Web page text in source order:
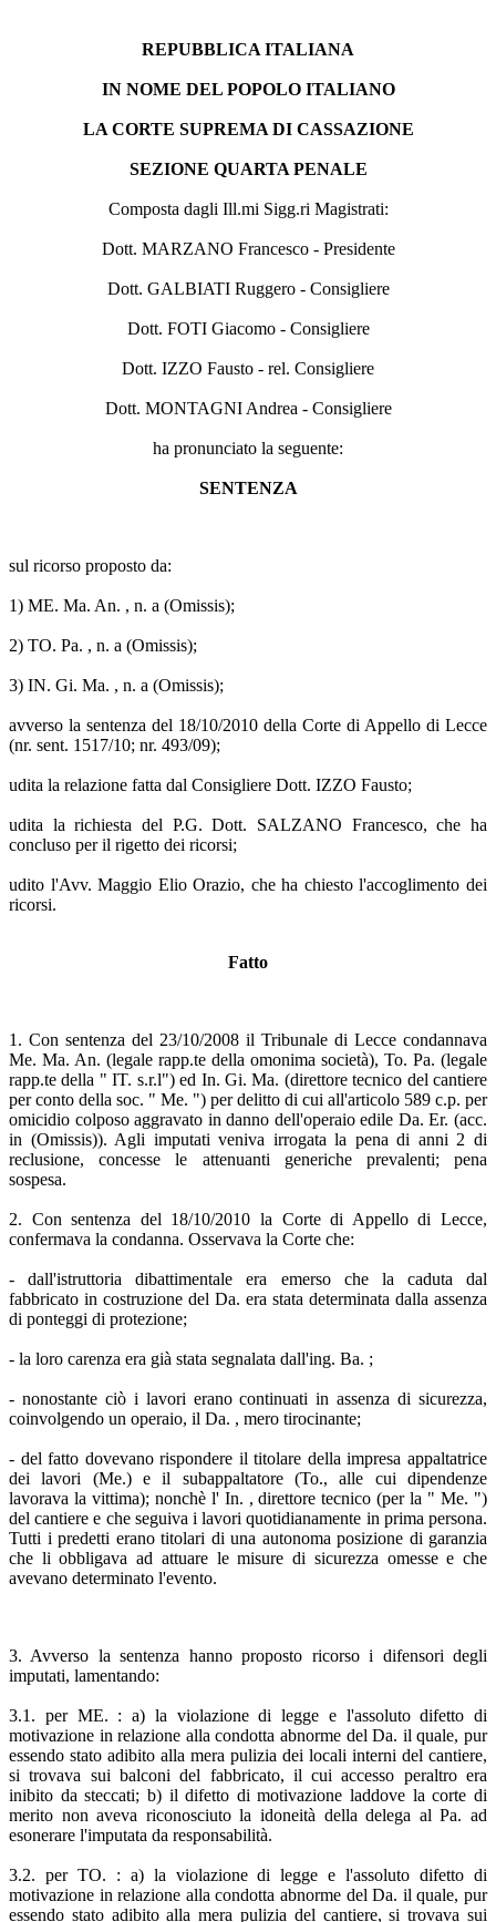
REPUBBLICA ITALIANA
IN NOME DEL POPOLO ITALIANO
LA CORTE SUPREMA DI CASSAZIONE
SEZIONE QUARTA PENALE
Composta dagli Ill.mi Sigg.ri Magistrati:
Dott. MARZANO Francesco - Presidente
Dott. GALBIATI Ruggero - Consigliere
Dott. FOTI Giacomo - Consigliere
Dott. IZZO Fausto - rel. Consigliere
Dott. MONTAGNI Andrea - Consigliere
ha pronunciato la seguente:
SENTENZA
sul ricorso proposto da:
1) ME. Ma. An. , n. a (Omissis);
2) TO. Pa. , n. a (Omissis);
3) IN. Gi. Ma. , n. a (Omissis);
avverso la sentenza del 18/10/2010 della Corte di Appello di Lecce
(nr. sent. 1517/10; nr. 493/09);
udita la relazione fatta dal Consigliere Dott. IZZO Fausto;
udita la richiesta del P.G. Dott. SALZANO Francesco, che ha
concluso per il rigetto dei ricorsi;
udito l'Avv. Maggio Elio Orazio, che ha chiesto l'accoglimento dei
ricorsi.
Fatto
1. Con sentenza del 23/10/2008 il Tribunale di Lecce condannava
Me. Ma. An. (legale rapp.te della omonima società), To. Pa. (legale
rapp.te della " IT. s.r.l") ed In. Gi. Ma. (direttore tecnico del cantiere
per conto della soc. " Me. ") per delitto di cui all'articolo 589 c.p. per
omicidio colposo aggravato in danno dell'operaio edile Da. Er. (acc.
in (Omissis)). Agli imputati veniva irrogata la pena di anni 2 di
reclusione, concesse le attenuanti generiche prevalenti; pena
sospesa.
2. Con sentenza del 18/10/2010 la Corte di Appello di Lecce,
confermava la condanna. Osservava la Corte che:
- dall'istruttoria dibattimentale era emerso che la caduta dal
fabbricato in costruzione del Da. era stata determinata dalla assenza
di ponteggi di protezione;
- la loro carenza era già stata segnalata dall'ing. Ba. ;
- nonostante ciò i lavori erano continuati in assenza di sicurezza,
coinvolgendo un operaio, il Da. , mero tirocinante;
- del fatto dovevano rispondere il titolare della impresa appaltatrice
dei lavori (Me.) e il subappaltatore (To., alle cui dipendenze
lavorava la vittima); nonchè l' In. , direttore tecnico (per la " Me. ")
del cantiere e che seguiva i lavori quotidianamente in prima persona.
Tutti i predetti erano titolari di una autonoma posizione di garanzia
che li obbligava ad attuare le misure di sicurezza omesse e che
avevano determinato l'evento.
3. Avverso la sentenza hanno proposto ricorso i difensori degli
imputati, lamentando:
3.1. per ME. : a) la violazione di legge e l'assoluto difetto di
motivazione in relazione alla condotta abnorme del Da. il quale, pur
essendo stato adibito alla mera pulizia dei locali interni del cantiere,
si trovava sui balconi del fabbricato, il cui accesso peraltro era
inibito da steccati; b) il difetto di motivazione laddove la corte di
merito non aveva riconosciuto la idoneità della delega al Pa. ad
esonerare l'imputata da responsabilità.
3.2. per TO. : a) la violazione di legge e l'assoluto difetto di
motivazione in relazione alla condotta abnorme del Da. il quale, pur
essendo stato adibito alla mera pulizia del cantiere, si trovava sui